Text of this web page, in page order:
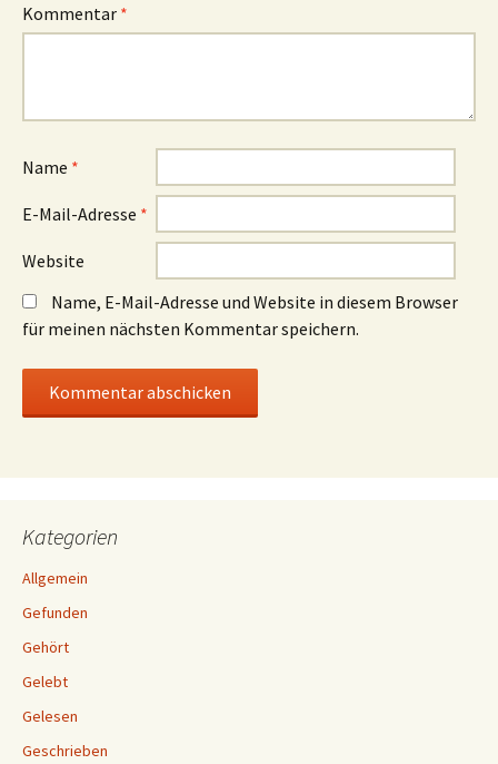
Kommentar *
Name *
E-Mail-Adresse *
Website
Name, E-Mail-Adresse und Website in diesem Browser
für meinen nächsten Kommentar speichern.
Kategorien
Allgemein
Gefunden
Gehört
Gelebt
Gelesen
Geschrieben